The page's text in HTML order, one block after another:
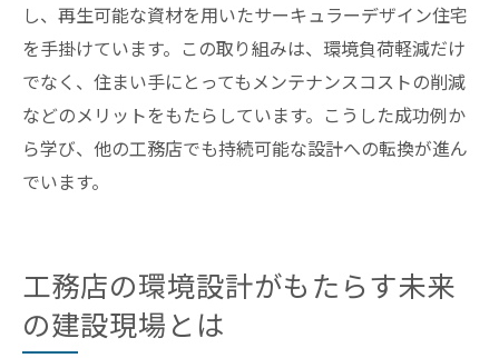
し、再生可能な資材を用いたサーキュラーデザイン住宅
を手掛けています。この取り組みは、環境負荷軽減だけ
でなく、住まい手にとってもメンテナンスコストの削減
などのメリットをもたらしています。こうした成功例か
ら学び、他の工務店でも持続可能な設計への転換が進ん
でいます。
工務店の環境設計がもたらす未来
の建設現場とは